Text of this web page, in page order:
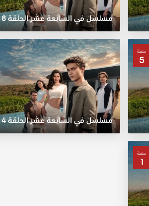
مسلسل في السابعة عشر الحلقة 8
حلقة
5
مسلسل في السابعة عشر الحلقة 4
حلقة
1